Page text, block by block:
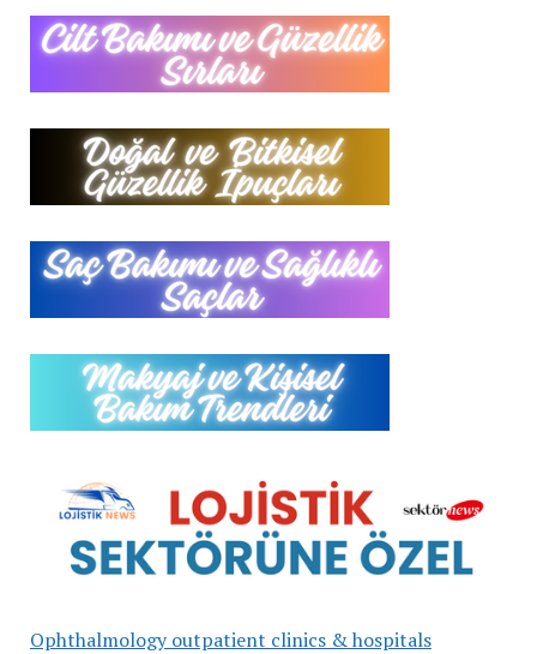
Ophthalmology outpatient clinics & hospitals